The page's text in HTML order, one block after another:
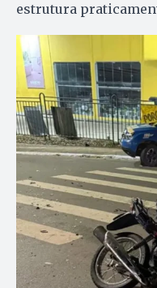
estrutura